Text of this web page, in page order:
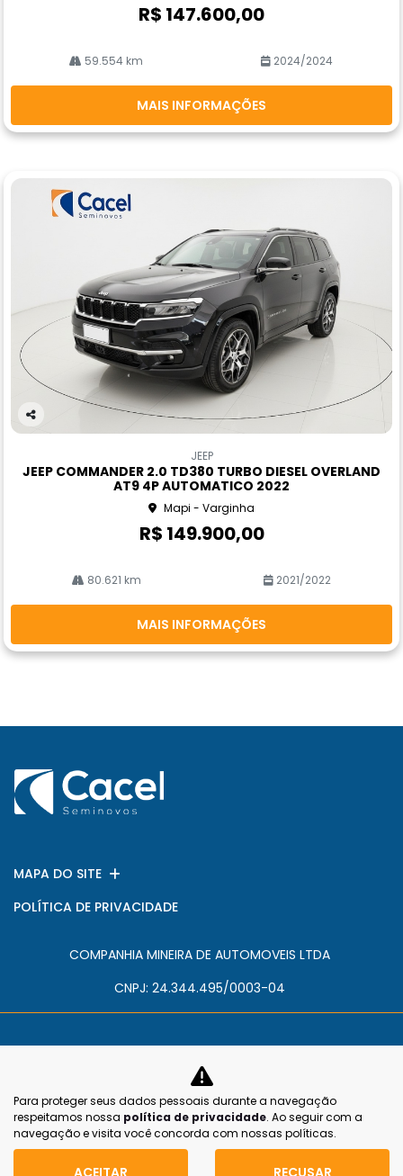
R$ 147.600,00
59.554 km 2024/2024
MAIS INFORMAÇÕES
Co
rtil
JEEP
JEEP COMMANDER 2.0 TD380 TURBO DIESEL OVERLAND
AT9 4P AUTOMATICO 2022
Mapi - Varginha
R$ 149.900,00
80.621 km 2021/2022
MAIS INFORMAÇÕES
MAPA DO SITE
POLÍTICA DE PRIVACIDADE
COMPANHIA MINEIRA DE AUTOMOVEIS LTDA
CNPJ: 24.344.495/0003-04
No trânsito, enxergar o outro salva
vidas.
Para proteger seus dados pessoais durante a navegação
respeitamos nossa política de privacidade. Ao seguir com a
navegação e visita você concorda com nossas políticas.
ACEITAR RECUSAR